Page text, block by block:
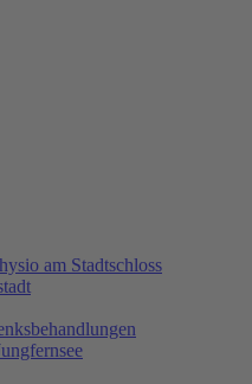
am Stadtschloss